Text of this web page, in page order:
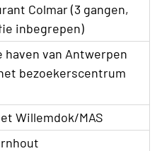
Colmar (3 gangen,
inbegrepen)
haven van Antwerpen
bezoekerscentrum
Willemdok/MAS